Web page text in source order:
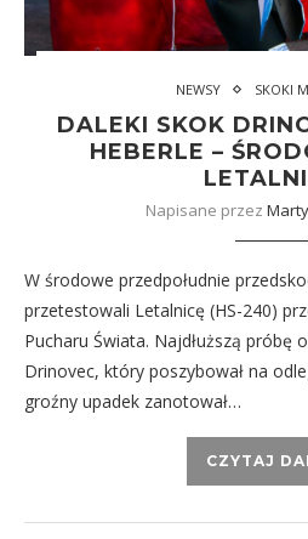
NEWSY SKOKI
DALEKI SKOK
HEBERLE –
Napisane przez
W środowe przedpołudnie
przetestowali Letalnicę (HS-240)
Pucharu Świata. Najdłuższą próbę
Drinovec, który poszybował na
groźny upadek zanotował…
CZYTAJ